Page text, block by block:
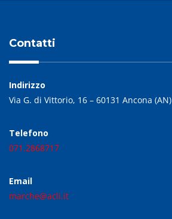
Contatti
Indirizzo
Via G. di Vittorio, 16 – 60131 Ancona (AN)
Telefono
071.2868717
Email
marche@acli.it